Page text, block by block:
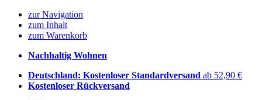
zur Navigation
zum Inhalt
zum Warenkorb
Nachhaltig Wohnen
Deutschland: Kostenloser Standardversand ab 52,90 €
Kostenloser Rückversand